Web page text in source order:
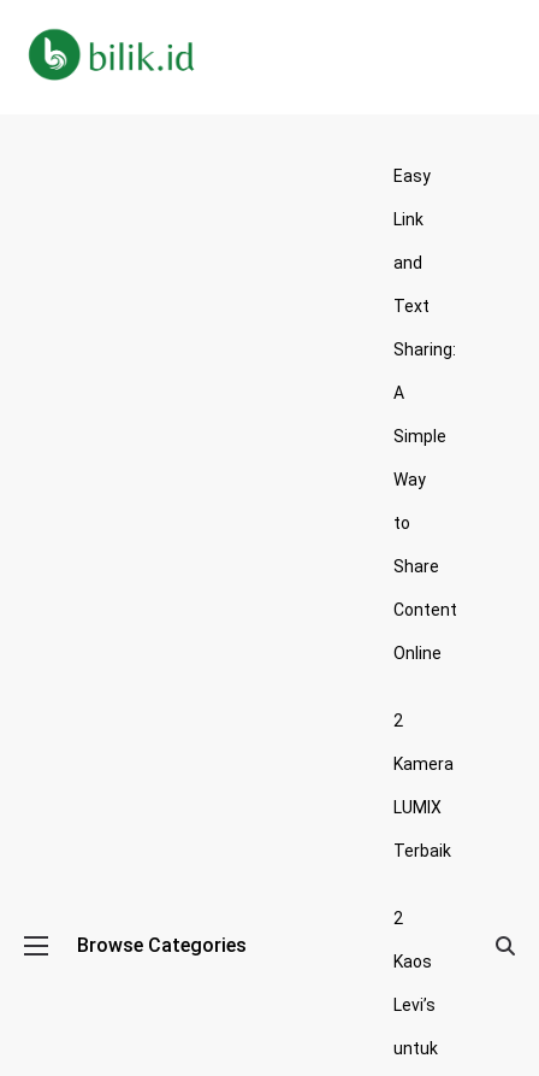
Browse Categories
Easy
Link
and
Text
Sharing:
A
Simple
Way
to
Share
Content
Online
2
Kamera
LUMIX
Terbaik
2
Kaos
Levi’s
untuk